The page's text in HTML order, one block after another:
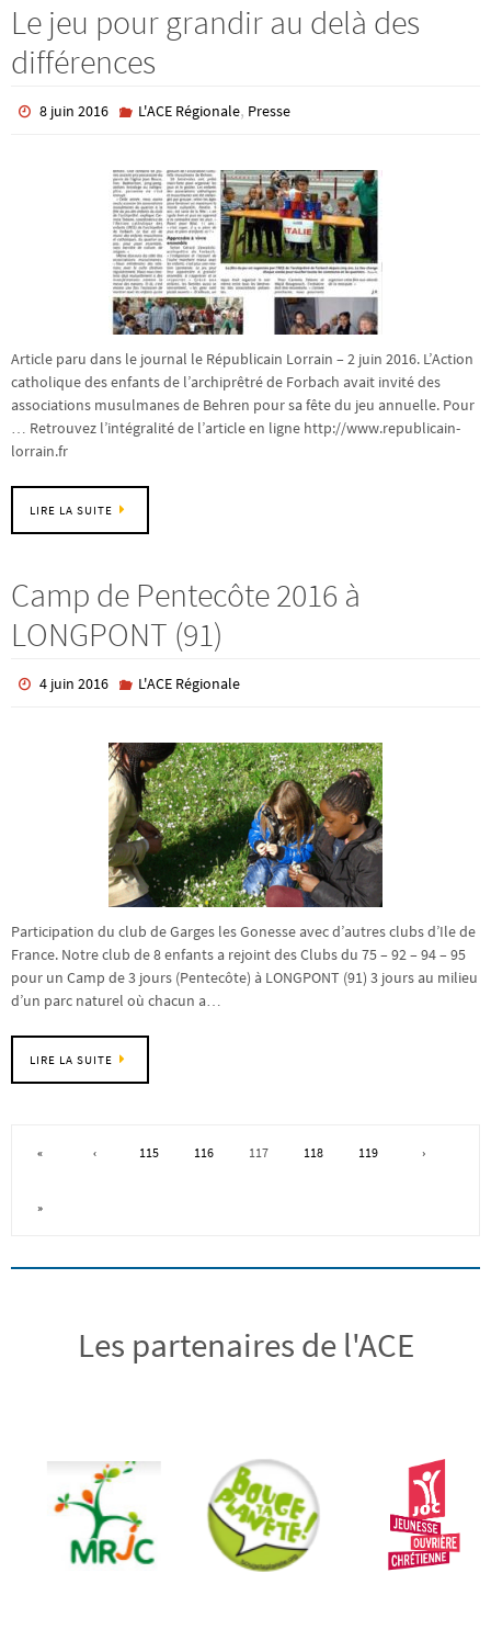
Le jeu pour grandir au delà des
différences
8 juin 2016 L'ACE Régionale, Presse
Article paru dans le journal le Républicain Lorrain – 2 juin 2016. L’Action
catholique des enfants de l’archiprêtré de Forbach avait invité des
associations musulmanes de Behren pour sa fête du jeu annuelle. Pour
… Retrouvez l’intégralité de l’article en ligne http://www.republicain-
lorrain.fr
LIRE LA SUITE
Camp de Pentecôte 2016 à
LONGPONT (91)
4 juin 2016 L'ACE Régionale
Participation du club de Garges les Gonesse avec d’autres clubs d’Ile de
France. Notre club de 8 enfants a rejoint des Clubs du 75 – 92 – 94 – 95
pour un Camp de 3 jours (Pentecôte) à LONGPONT (91) 3 jours au milieu
d’un parc naturel où chacun a…
LIRE LA SUITE
« ‹ 115 116 117 118 119 ›
»
Les partenaires de l'ACE